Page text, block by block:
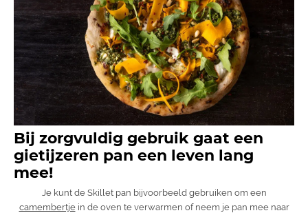
Bij zorgvuldig gebruik gaat een
gietijzeren pan een leven lang
mee!
Je kunt de Skillet pan bijvoorbeeld gebruiken om een
camembertjein de oven te verwarmen of neem je pan mee naar